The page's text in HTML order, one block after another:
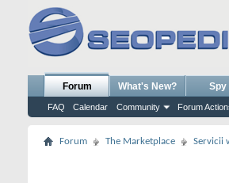
Forum
FAQ Calendar Community Forum
What's New? Spy
Forum The Marketplace Servicii